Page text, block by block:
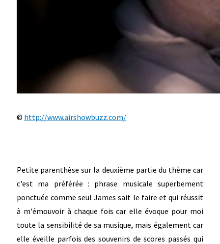
© http://www.airshowbuzz.com/
Petite parenthèse sur la deuxième partie du thème car
c'est ma préférée : phrase musicale superbement
ponctuée comme seul James sait le faire et qui réussit
à m'émouvoir à chaque fois car elle évoque pour moi
toute la sensibilité de sa musique, mais également car
elle éveille parfois des souvenirs de scores passés qui